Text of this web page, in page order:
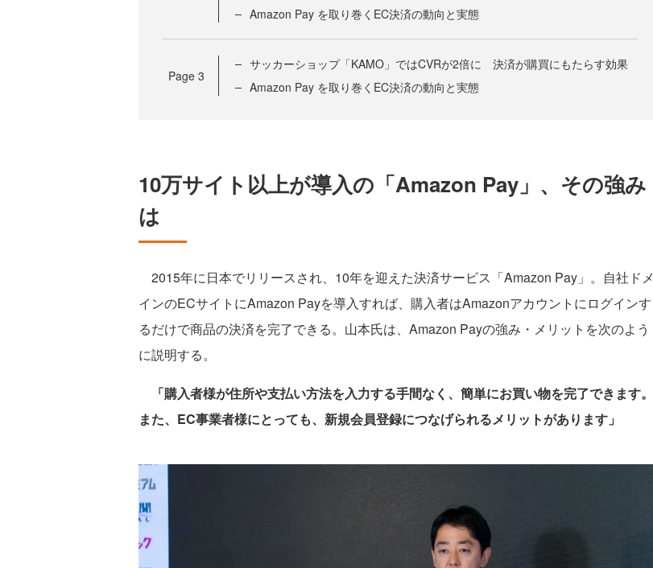
Amazon Pay を取り巻くEC決済の動向と実態
Page 3
サッカーショップ「KAMO」ではCVRが2倍に 決済が購買にもたらす効果
Amazon Pay を取り巻くEC決済の動向と実態
10万サイト以上が導入の「Amazon Pay」、その強み
は
2015年に日本でリリースされ、10年を迎えた決済サービス「Amazon Pay」。自社ドメ
インのECサイトにAmazon Payを導入すれば、購入者はAmazonアカウントにログインす
るだけで商品の決済を完了できる。山本氏は、Amazon Payの強み・メリットを次のよう
に説明する。
「購入者様が住所や支払い方法を入力する手間なく、簡単にお買い物を完了できます。
また、EC事業者様にとっても、新規会員登録につなげられるメリットがあります」